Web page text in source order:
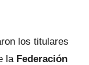
los titulares
la Federación